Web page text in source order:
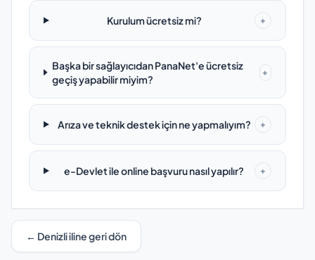
Kurulum ücretsiz mi? +
Başka bir sağlayıcıdan PanaNet'e ücretsiz
geçiş yapabilir miyim?
+
Arıza ve teknik destek için ne yapmalıyım? +
e-Devlet ile online başvuru nasıl yapılır? +
← Denizli iline geri dön